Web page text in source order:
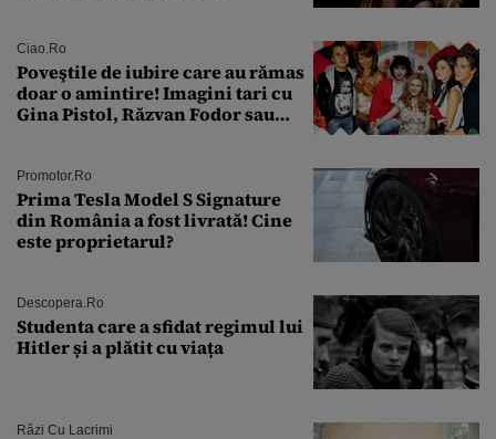
Ciao.ro
Poveştile de iubire care au rămas
doar o amintire! Imagini tari cu
Gina Pistol, Răzvan Fodor sau
Promotor.ro
Prima Tesla Model S Signature
din România a fost livrată! Cine
este proprietarul?
Descopera.ro
Studenta care a sfidat regimul lui
Hitler și a plătit cu viața
Râzi Cu Lacrimi